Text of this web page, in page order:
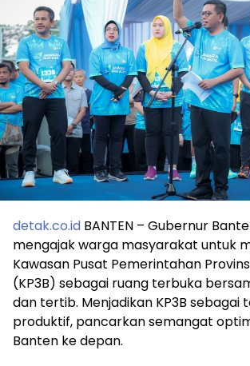
detak.co.id BANTEN – Gubernur
mengajak warga masyarakat untuk
Kawasan Pusat Pemerintahan
(KP3B) sebagai ruang terbuka
dan tertib. Menjadikan KP3B sebagai
produktif, pancarkan semangat
Banten ke depan.